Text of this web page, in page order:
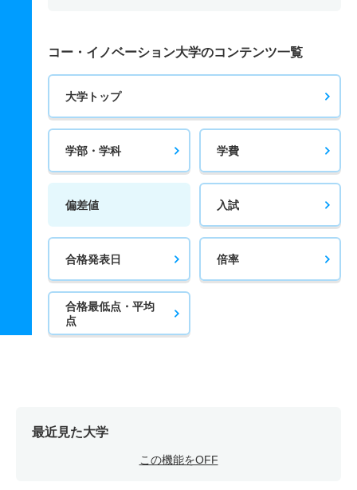
コー・イノベーション大学のコンテンツ一覧
大学トップ
学部・学科 学費
偏差値 入試
合格発表日 倍率
合格最低点・平均
点
最近見た大学
この機能をOFF